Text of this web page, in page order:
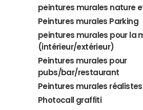
peintures murales nature
Peintures murales Parking
peintures murales pour la
(intérieur/extérieur)
Peintures murales pour
pubs/bar/restaurant
Peintures murales réalistes
Photocall graffiti